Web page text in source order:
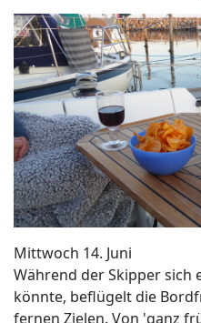
Mittwoch 14. Juni
Während der Skipper sich
könnte, beflügelt die
fernen Zielen. Von 'ganz